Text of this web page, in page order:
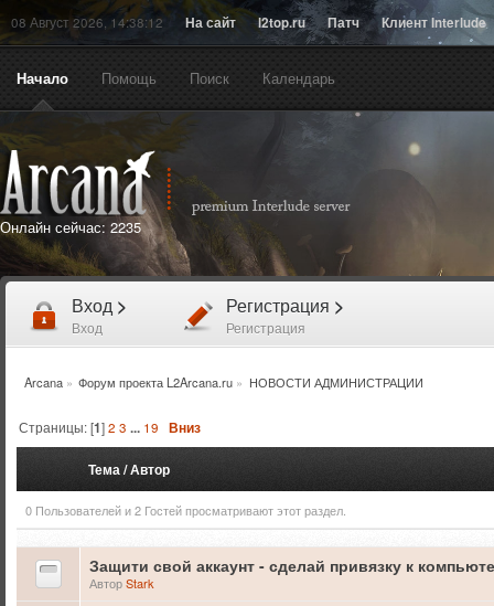
08 Август 2026, 14:38:12 На сайт l2top.ru Патч Клиент Interlude
Начало Помощь Поиск Календарь
Онлайн сейчас: 2235
Вход >
Вход
Регистрация >
Регистрация
Arcana» Форум проекта L2Arcana.ru » НОВОСТИ АДМИНИСТРАЦИИ
Страницы: [1]2 3 ... 19 Вниз
Тема/Автор
0 Пользователей и 2 Гостей просматривают этот раздел.
Защити свой аккаунт - сделай привязку к
АвторStark